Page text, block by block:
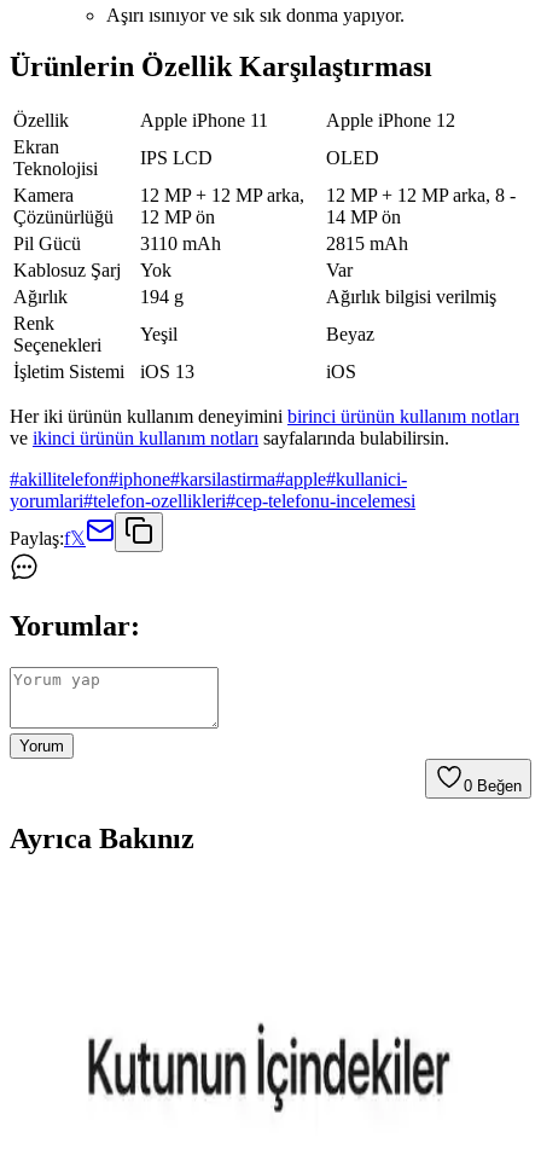
Aşırı ısınıyor ve sık sık donma yapıyor.
Ürünlerin Özellik Karşılaştırması
Özellik Apple iPhone 11
Apple iPhone 12
Ekran
Teknolojisi
IPS LCD
OLED
Kamera
Çözünürlüğü
12 MP + 12 MP arka,
12 MP ön
12 MP + 12 MP arka, 8 -
14 MP ön
Pil Gücü
3110 mAh
2815 mAh
Kablosuz Şarj
Yok
Var
Ağırlık
194 g
Ağırlık bilgisi verilmiş
Renk
Seçenekleri
Yeşil
Beyaz
İşletim Sistemi
iOS 13 iOS
Her iki ürünün kullanım deneyimini birinci ürünün kullanım notları
ve ikinci ürünün kullanım notları sayfalarında bulabilirsin.
#akillitelefon#iphone#karsilastirma#apple#kullanici-
yorumlari#telefon-ozellikleri#cep-telefonu-incelemesi
Paylaş:f𝕏
Yorumlar:
Yorum
0 Beğen
Ayrıca Bakınız
tasarım ve fonksiyonellik açısından bilgiler içerir.
Reeder P13 Blue Max 2022 ve Lite 2022
Modellerinin Karşılaştırması ve Özellikleri